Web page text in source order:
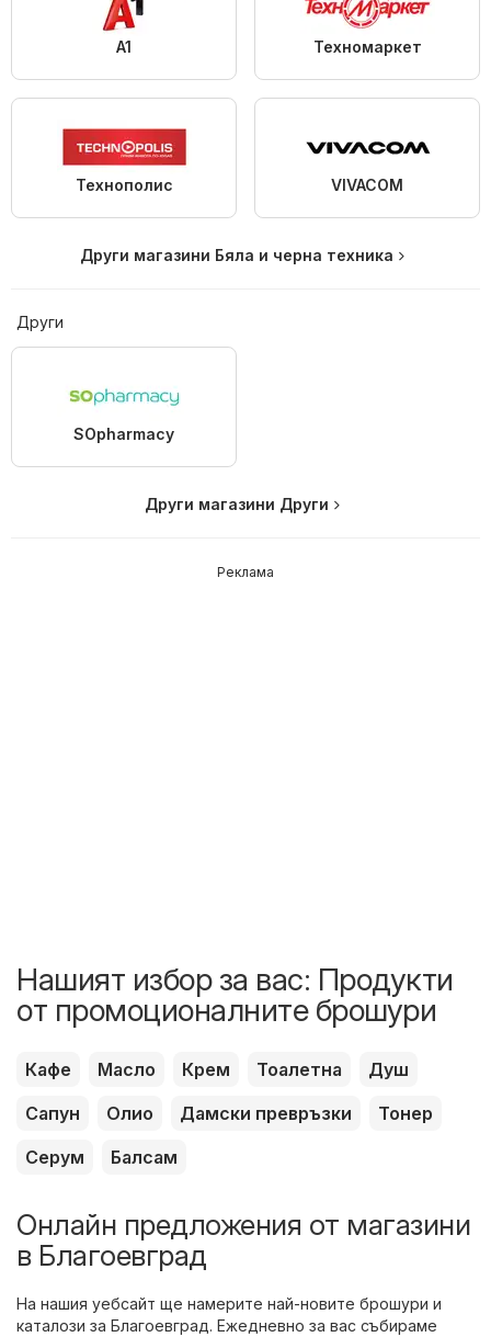
A1 Техномаркет
Технополис VIVACOM
Други магазини Бяла и черна техника
Други
SOpharmacy
Други магазини Други
Реклама
Нашият избор за вас: Продукти
от промоционалните брошури
Кафе Масло Крем Тоалетна
Душ
Сапун
Олио Дамски превръзки
Тонер
Серум
Балсам
Онлайн предложения от магазини
в Благоевград
На нашия уебсайт ще намерите най-новите брошури и
каталози за Благоевград. Ежедневно за вас събираме